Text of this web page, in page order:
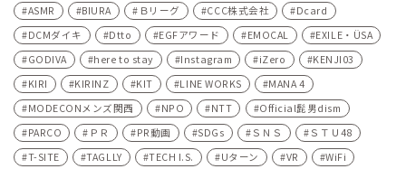
ASMR
BIURA Ｂリーグ CCC株式会社
Dcard
DCMダイキ
Dtto EGFアワード EMOCAL
EXILE・ÜSA
GODIVA
here to stay Instagram iZero
KENJI03
KIRI
KIRINZ KIT LINE WORKS
MANA 4
MODECONメンズ関西
NPO NTT
Official髭男dism
PARCO
ＰＲ PR動画 SDGs ＳＮＳ
ＳＴＵ48
T-SITE
TAGLLY TECH I.S. Uターン VR
WiFi